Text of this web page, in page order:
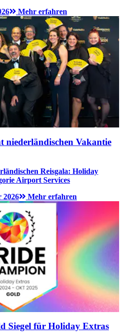
Mehr erfahren
niederländischen Vakantie
Reisgala: Holiday
Airport Services
2026
Mehr erfahren
Siegel für Holiday Extras